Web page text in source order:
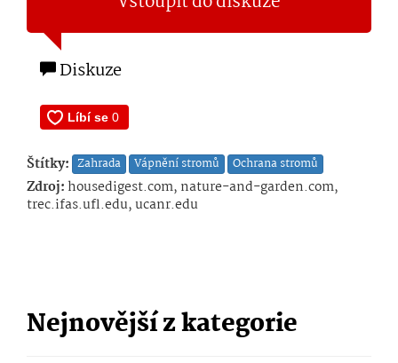
Diskuze
Štítky: Zahrada Vápnění stromů Ochrana stromů
Zdroj:housedigest.com, nature-and-garden.com,
trec.ifas.ufl.edu, ucanr.edu
Nejnovější z kategorie